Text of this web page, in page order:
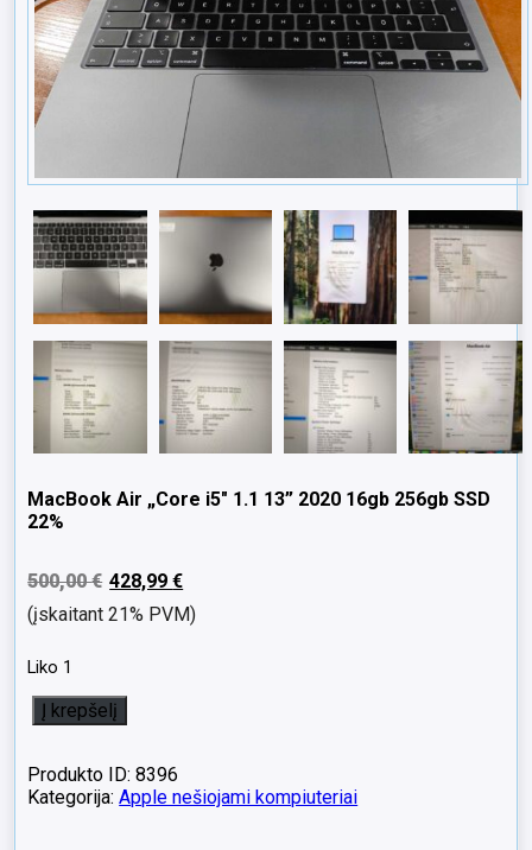
MacBook Air „Core i5″ 1.1 13” 2020 16gb 256gb SSD
22%
500,00€ 428,99€
(įskaitant 21% PVM)
Liko 1
produkto
kiekis:
Air
"Core
Į krepšelį
Produkto ID: 8396
Kategorija:Apple nešiojami kompiuteriai